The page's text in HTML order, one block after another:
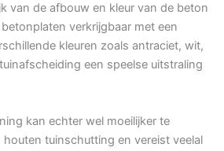
van de afbouw en kleur van de beton
verkrijgbaar met een
kleuren zoals antraciet, wit,
een speelse uitstraling
kan echter wel moeilijker te
houten tuinschutting en vereist veelal